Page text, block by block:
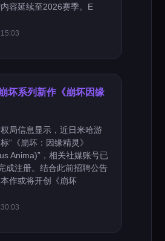
容延续至2026赛季。E
坏系列新作《崩坏因缘
局信息显示，近日米哈游
“《崩坏：因缘精灵》
Anima)”，相关社媒账号已
成注册。结合此前招聘公告
作或将开创《崩坏